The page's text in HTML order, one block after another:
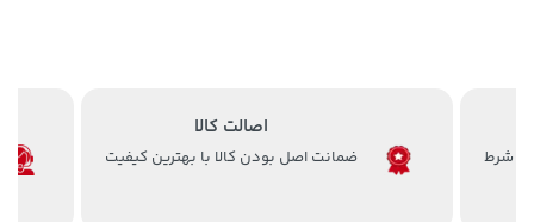
اصالت کالا
ضمانت اصل بودن کالا با بهترین کیفیت